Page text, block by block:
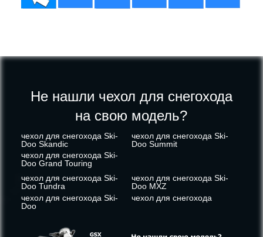
Не нашли чехол для снегохода
на свою модель?
чехол для снегохода Ski-
Doo Skandic
чехол для снегохода Ski-
Doo Grand Touring
чехол для снегохода Ski-
Doo Summit
чехол для снегохода Ski-
Doo Tundra
чехол для снегохода Ski-
Doo
чехол для снегохода Ski-
Doo MXZ
чехол для снегохода